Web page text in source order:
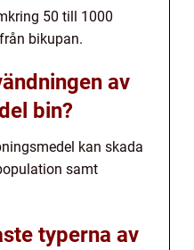
50 till 1000
bikupan.
av
bin?
kan skada
samt
typerna av